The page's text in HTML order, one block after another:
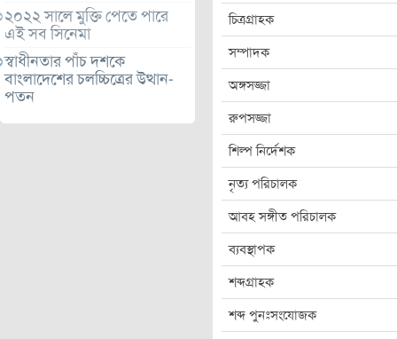
২০২২ সালে মুক্তি পেতে পারে
এই সব সিনেমা
স্বাধীনতার পাঁচ দশকে
বাংলাদেশের চলচ্চিত্রের উত্থান-
পতন
চিত্রগ্রাহক
সম্পাদক
অঙ্গসজ্জা
রুপসজ্জা
শিল্প নির্দেশক
নৃত্য পরিচালক
আবহ সঙ্গীত পরিচালক
ব্যবস্থাপক
শব্দগ্রাহক
শব্দ পুনঃসংযোজক